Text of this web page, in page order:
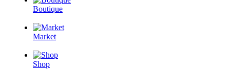
Boutique
Market
Shop